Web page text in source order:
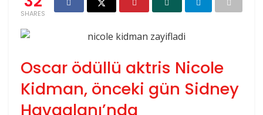
SHARES
Oscar ödüllü aktris Nicole
Kidman, önceki gün Sidney
Havaalanı’nda